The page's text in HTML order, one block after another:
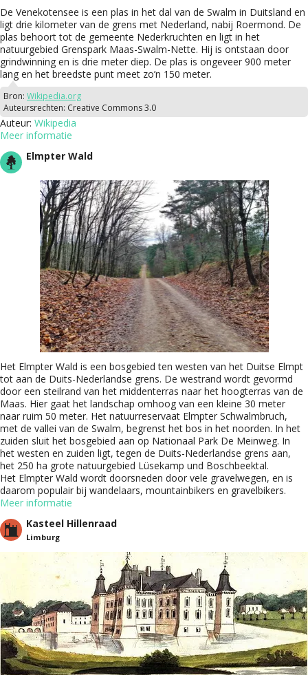
De Venekotensee is een plas in het dal van de Swalm in Duitsland en
ligt drie kilometer van de grens met Nederland, nabij Roermond. De
plas behoort tot de gemeente Nederkruchten en ligt in het
natuurgebied Grenspark Maas-Swalm-Nette. Hij is ontstaan door
grindwinning en is drie meter diep. De plas is ongeveer 900 meter
lang en het breedste punt meet zo’n 150 meter.
Bron: Wikipedia.org
Auteursrechten: Creative Commons 3.0
Auteur: Wikipedia
Meer informatie
Elmpter Wald
Het Elmpter Wald is een bosgebied ten westen van het Duitse Elmpt
tot aan de Duits-Nederlandse grens. De westrand wordt gevormd
door een steilrand van het middenterras naar het hoogterras van de
Maas. Hier gaat het landschap omhoog van een kleine 30 meter
naar ruim 50 meter. Het natuurreservaat Elmpter Schwalmbruch,
met de vallei van de Swalm, begrenst het bos in het noorden. In het
zuiden sluit het bosgebied aan op Nationaal Park De Meinweg. In
het westen en zuiden ligt, tegen de Duits-Nederlandse grens aan,
het 250 ha grote natuurgebied Lüsekamp und Boschbeektal.
Het Elmpter Wald wordt doorsneden door vele gravelwegen, en is
daarom populair bij wandelaars, mountainbikers en gravelbikers.
Meer informatie
Kasteel Hillenraad
Limburg